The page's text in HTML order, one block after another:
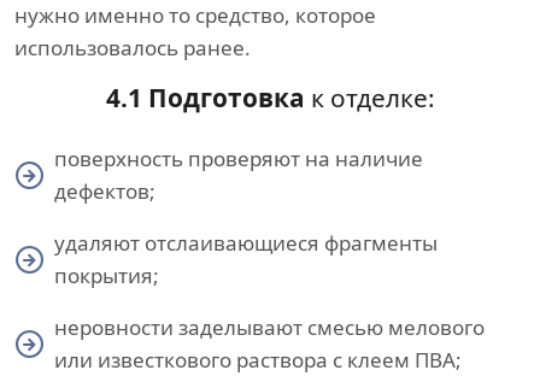
нужно именно то средство, которое
использовалось ранее.
4.1 Подготовка к отделке:
поверхность проверяют на наличие
дефектов;
удаляют отслаивающиеся фрагменты
покрытия;
неровности заделывают смесью мелового
или известкового раствора с клеем ПВА;